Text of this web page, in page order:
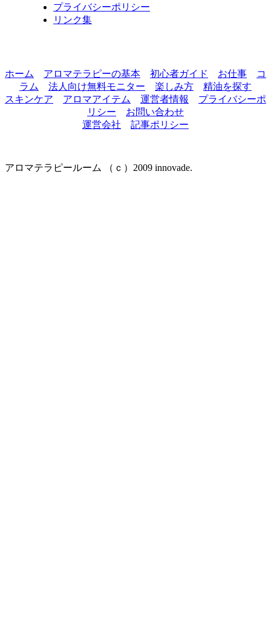
プライバシーポリシー
リンク集
ホーム アロマテラピーの基本 初心者ガイド お仕事
コ
ラム
法人向け無料モニター 楽しみ方
精油を探す
スキンケア
アロマアイテム 運営者情報
プライバシーポ
リシー
お問い合わせ
運営会社
記事ポリシー
アロマテラピールーム （ｃ）2009 innovade.